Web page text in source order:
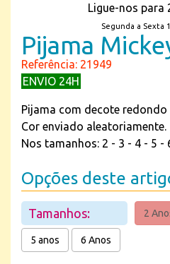
Ligue-nos para
Segunda a Sexta
Pijama
Referência: 21949
ENVIO 24H
Pijama com decote
Cor enviado aleatoriamente.
Nos tamanhos: 2 - 3 - 4 - 5 -
Opções deste
Tamanhos: 2
5 anos 6 Anos